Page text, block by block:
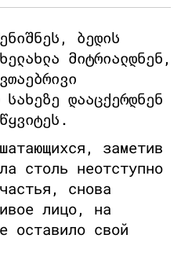
ბედის
მიტრიალდნენ,
დააცქერდნენ
заметив
столь неотступно
снова
лицо, на
оставило свой